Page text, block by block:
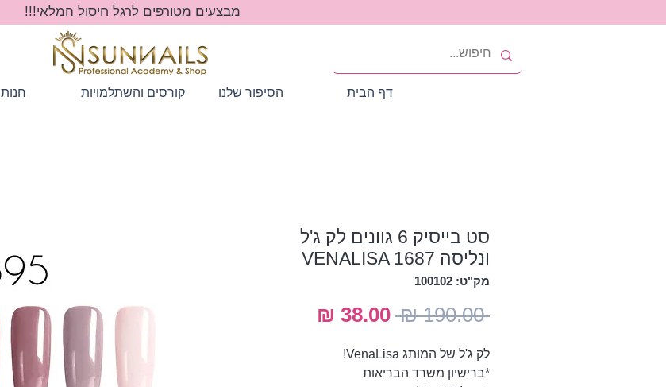
מבצעים מטורפים לרגל חיסול המלאי!!!
חנות קורסים והשתלמויות הסיפור שלנו דף הבית
סט בייסיק 6 גוונים לק ג'ל
ונליסה VENALISA 1687
מק"ט: 100102
‏190.00 ‏₪
מחיר
רגיל
לק ג'ל של המותג VenaLisa!
*ברישיון משרד הבריאות